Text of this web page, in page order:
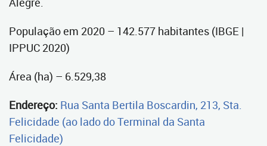
População em 2020 – 142.577 habitantes (IBGE |
IPPUC 2020)
Área (ha) – 6.529,38
Endereço: Rua Santa Bertila Boscardin, 213, Sta.
Felicidade (ao lado do Terminal da Santa
Felicidade)